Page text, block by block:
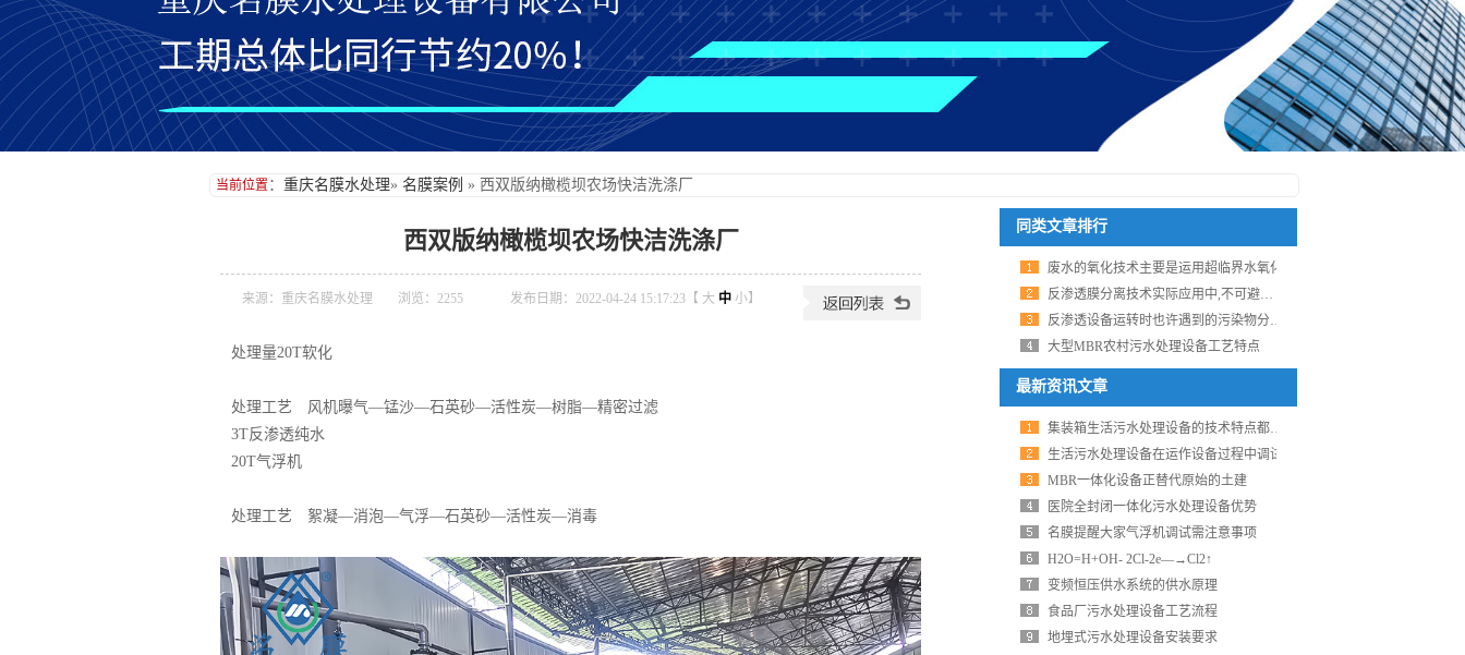
当前位置 ： 重庆名膜水处理» 名膜案例 » 西双版纳橄榄坝农场快洁洗涤厂
西双版纳橄榄坝农场快洁洗涤厂
来源：重庆名膜水处理 浏览：2255 发布日期：2022-04-24 15:17:23【 大 中 小】
处理量20T软化
处理工艺 风机曝气—锰沙—石英砂—活性炭—树脂—精密过滤
3T反渗透纯水
20T气浮机
处理工艺 絮凝—消泡—气浮—石英砂—活性炭—消毒
同类文章排行
废水的氧化技术主要是运用超临界水氧化
反渗透膜分离技术实际应用中,不可避免产生膜污
反渗透设备运转时也许遇到的污染物分类阐明
大型MBR农村污水处理设备工艺特点
最新资讯文章
集装箱生活污水处理设备的技术特点都有哪些呢
生活污水处理设备在运作设备过程中调试
MBR一体化设备正替代原始的土建
医院全封闭一体化污水处理设备优势
名膜提醒大家气浮机调试需注意事项
H2O=H+OH- 2Cl-2e—→Cl2↑
变频恒压供水系统的供水原理
食品厂污水处理设备工艺流程
地埋式污水处理设备安装要求